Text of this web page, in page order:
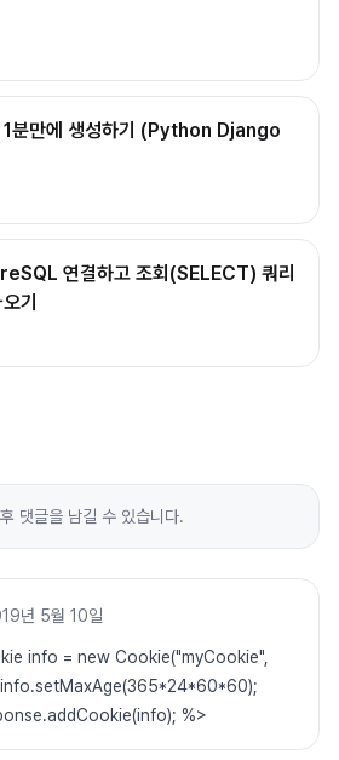
1분만에 생성하기 (Python Django
연결하고 조회(SELECT) 쿼리
기
후 댓글을 남길 수 있습니다.
년 5월 10일
info = new Cookie("myCookie",
info.setMaxAge(365*24*60*60);
%>